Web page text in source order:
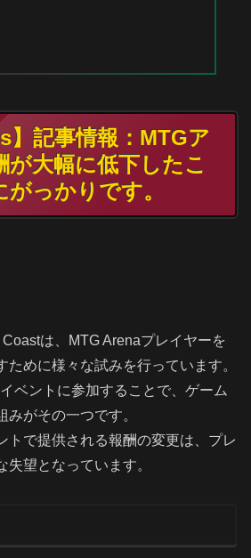
】記事情報：MTGア
が大幅に低下したこ
っかりです。
は、MTG Arenaプレイヤーを
ために様々な試みを行っています。
ベントに参加することで、ゲーム
みがその一つです。
トで提供される報酬の変更は、プレ
望となっています。